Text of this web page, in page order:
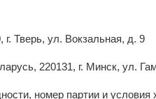
Тверь, ул. Вокзальная, д. 9
220131, г. Минск, ул.
номер партии и